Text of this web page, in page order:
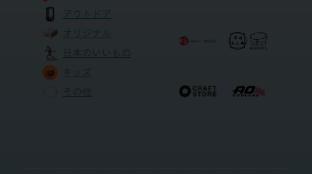
アウトドア
オリジナル
日本のいいもの
キッズ
その他